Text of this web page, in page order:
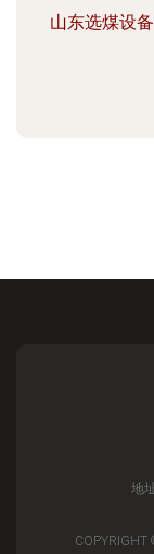
山东选煤设
地